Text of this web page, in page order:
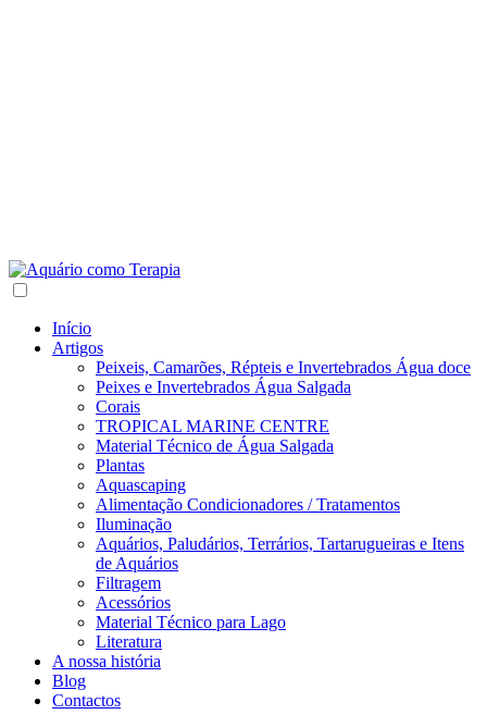
Início
Artigos
Peixeis, Camarões, Répteis e Invertebrados Água doce
Peixes e Invertebrados Água Salgada
Corais
TROPICAL MARINE CENTRE
Material Técnico de Água Salgada
Plantas
Aquascaping
Alimentação Condicionadores / Tratamentos
Iluminação
Aquários, Paludários, Terrários, Tartarugueiras e Itens
de Aquários
Filtragem
Acessórios
Material Técnico para Lago
Literatura
A nossa história
Blog
Contactos